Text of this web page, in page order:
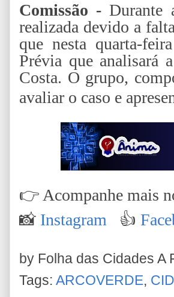
Comissão - Durante
realizada devido a
que nesta quarta-
Prévia que analisará
Costa. O grupo,
avaliar o caso e
👉 Acompanhe mais
📸 Instagram 👍
by Folha das Cidades A
Tags: ARCOVERDE,